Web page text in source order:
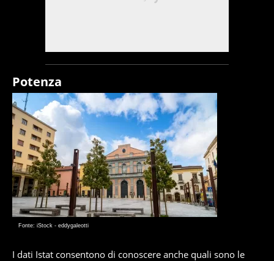
Potenza
Fonte: iStock - eddygaleotti
I dati Istat consentono di conoscere anche quali sono le